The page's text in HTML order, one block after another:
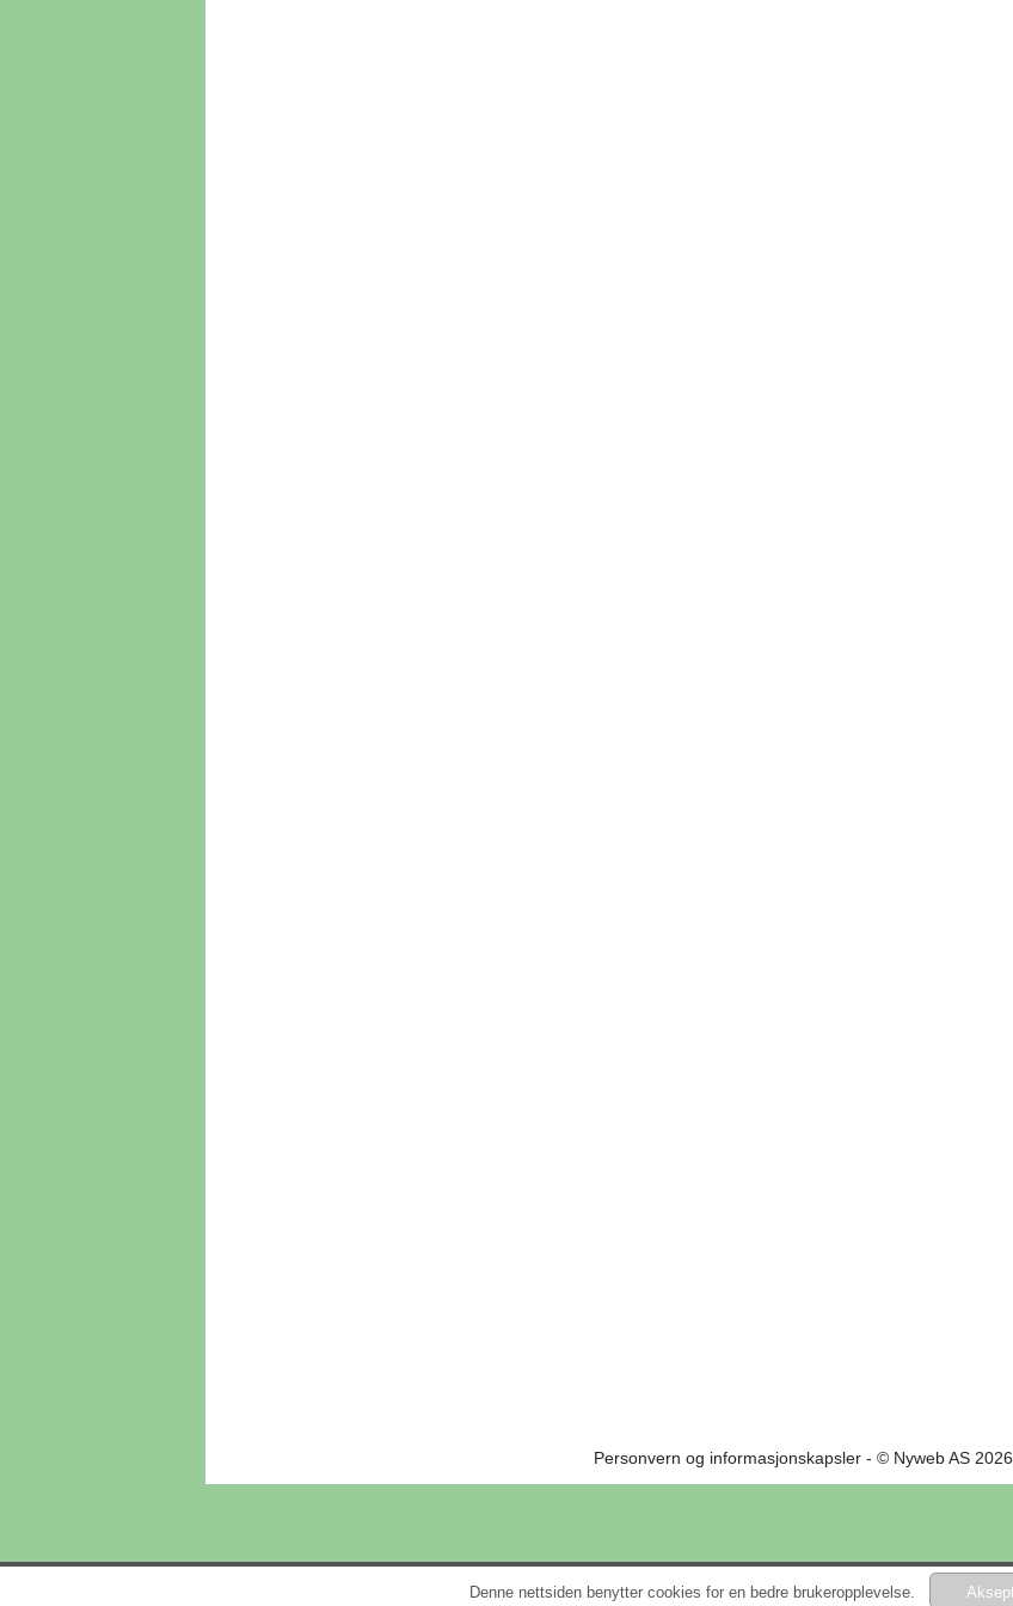
Personvern og informasjonskapsler- © Nyweb AS 2026
Denne nettsiden benytter cookies for en bedre brukeropplevelse.